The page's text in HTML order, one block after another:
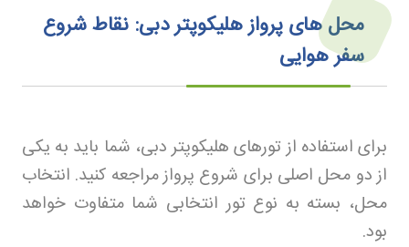
محل‌ های پرواز هلیکوپتر دبی: نقاط شروع
سفر هوایی
برای استفاده از تورهای هلیکوپتر دبی، شما باید به یکی
از دو محل اصلی برای شروع پرواز مراجعه کنید. انتخاب
محل، بسته به نوع تور انتخابی شما متفاوت خواهد
بود.